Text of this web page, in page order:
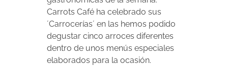
Carrots Café ha celebrado sus
´Carrocerías´ en las hemos podido
degustar cinco arroces diferentes
dentro de unos menús especiales
elaborados para la ocasión.